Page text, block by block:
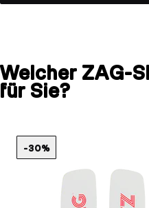
Welcher ZAG-
für Sie?
-30%